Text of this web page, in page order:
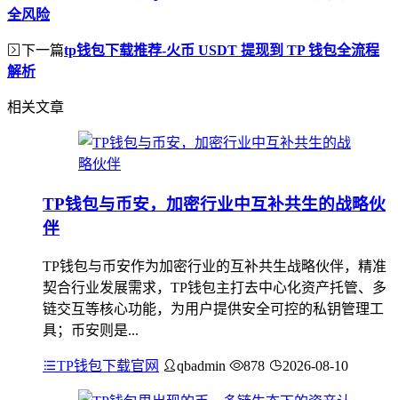
全风险
下一篇tp钱包下载推荐-火币 USDT 提现到 TP 钱包全流程
解析
相关文章
TP钱包与币安，加密行业中互补共生的战略伙
伴
TP钱包与币安作为加密行业的互补共生战略伙伴，精准
契合行业发展需求，TP钱包主打去中心化资产托管、多
链交互等核心功能，为用户提供安全可控的私钥管理工
具；币安则是...
TP钱包下载官网 qbadmin 878 2026-08-10